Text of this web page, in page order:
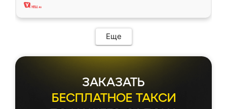
Еще
ЗАКАЗАТЬ
БЕСПЛАТНОЕ ТАКСИ